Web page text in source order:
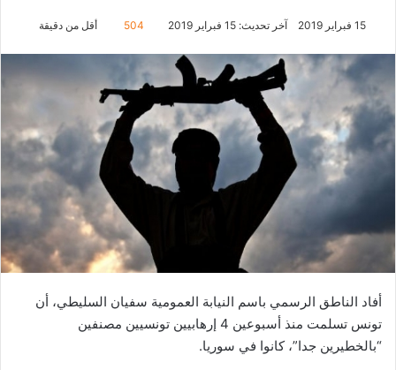
15 فبراير 2019 آخر تحديث: 15 فبراير 2019 504 أقل من دقيقة
أفاد الناطق الرسمي باسم النيابة العمومية سفيان السليطي، أن
تونس تسلمت منذ أسبوعين 4 إرهابيين تونسيين مصنفين
“بالخطيرين جدا”، كانوا في سوريا.